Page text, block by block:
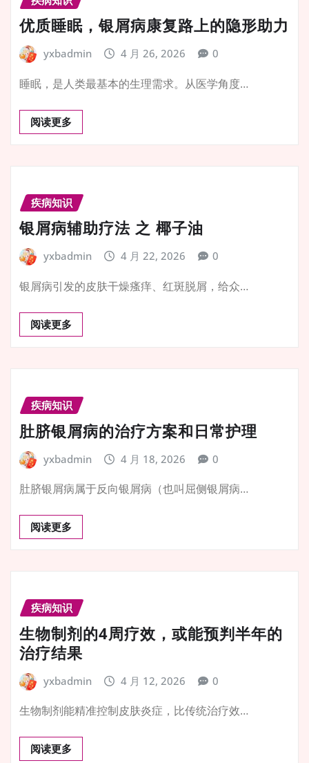
优质睡眠，银屑病康复路上的隐形助力
yxbadmin 4 月 26, 2026 0
睡眠，是人类最基本的生理需求。从医学角度…
阅读更多
疾病知识
银屑病辅助疗法 之 椰子油
yxbadmin 4 月 22, 2026 0
银屑病引发的皮肤干燥瘙痒、红斑脱屑，给众…
阅读更多
疾病知识
肚脐银屑病的治疗方案和日常护理
yxbadmin 4 月 18, 2026 0
肚脐银屑病属于反向银屑病（也叫屈侧银屑病…
阅读更多
疾病知识
生物制剂的4周疗效，或能预判半年的
治疗结果
yxbadmin 4 月 12, 2026 0
生物制剂能精准控制皮肤炎症，比传统治疗效…
阅读更多